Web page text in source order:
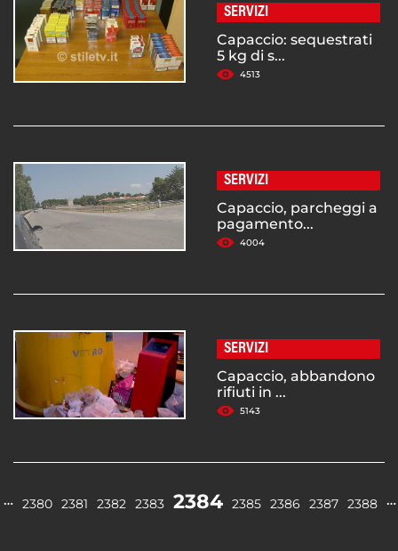
SERVIZI
Capaccio: sequestrati
5 kg di s...
4513
SERVIZI
Capaccio, parcheggi a
pagamento...
4004
SERVIZI
Capaccio, abbandono
rifiuti in ...
5143
… 2380 2381 2382 2383 2384 2385 2386 2387 2388 …